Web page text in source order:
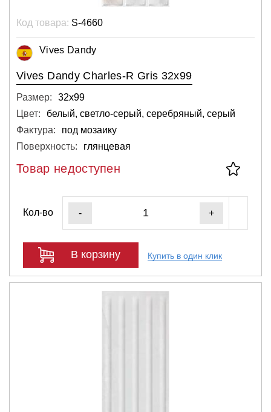
Код товара: S-4660
Vives Dandy
Vives Dandy Charles-R Gris 32x99
Размер:
32х99
Цвет:
белый, светло-серый, серебряный, серый
Фактура:
под мозаику
Поверхность:
глянцевая
Товар недоступен
Кол-во - +
В корзину Купить в один клик